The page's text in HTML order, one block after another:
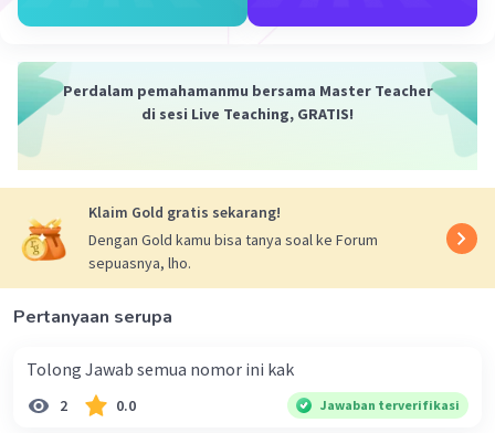
Jawaban terverifikasi
proposal untuk berbagai jenis kegiatan:
1. "Peningkatan Keterampilan Komunikasi
melalui Workshop Public Speaking bagi
Mahasiswa"
2. "Penggalangan Dana untuk Program
3. "Pengembangan Kewirausahaan di Kalangan
Remaja Melalui Pelatihan Bisnis Kreatif"
4. "Pelatihan Keterampilan Teknis bagi Petani
Perdalam pemahamanmu bersama Master Teacher
di sesi Live Teaching, GRATIS!
Klaim Gold gratis sekarang!
Dengan Gold kamu bisa tanya soal ke Forum
sepuasnya, lho.
Pertanyaan serupa
Tolong Jawab semua nomor ini kak
2 0.0 Jawaban terverifikasi